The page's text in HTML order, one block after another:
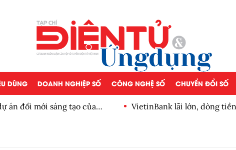
DÙNG DOANH NGHIỆP SỐ CÔNG NGHỆ SỐ CHUYỂN ĐỔI SỐ
án đổi mới sáng tạo của
VietinBank lãi lớn, dòng